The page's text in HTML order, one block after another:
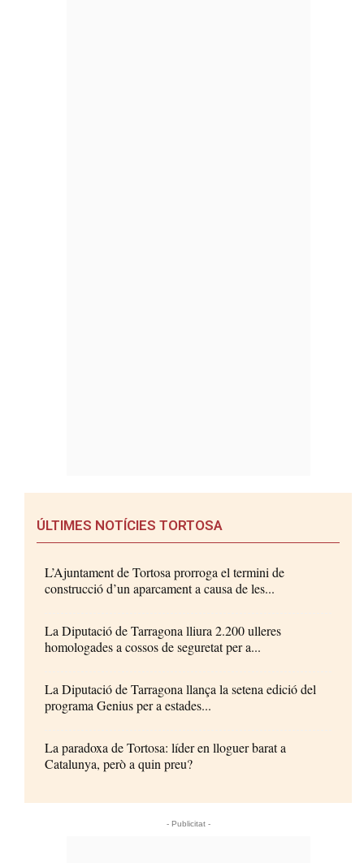
ÚLTIMES NOTÍCIES TORTOSA
L’Ajuntament de Tortosa prorroga el termini de
construcció d’un aparcament a causa de les...
La Diputació de Tarragona lliura 2.200 ulleres
homologades a cossos de seguretat per a...
La Diputació de Tarragona llança la setena edició del
programa Genius per a estades...
La paradoxa de Tortosa: líder en lloguer barat a
Catalunya, però a quin preu?
- Publicitat -